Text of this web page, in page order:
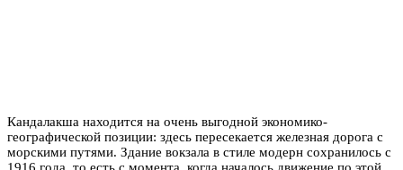
Кандалакша находится на очень выгодной экономико-
географической позиции: здесь пересекается железная дорога с
морскими путями. Здание вокзала в стиле модерн сохранилось с